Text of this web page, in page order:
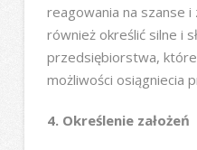
reagowania na szanse
również określić silne i
przedsiębiorstwa, które
możliwości osiągniecia
4. Określenie założeń